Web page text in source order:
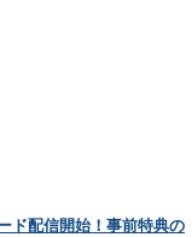
ド配信開始！事前特典の